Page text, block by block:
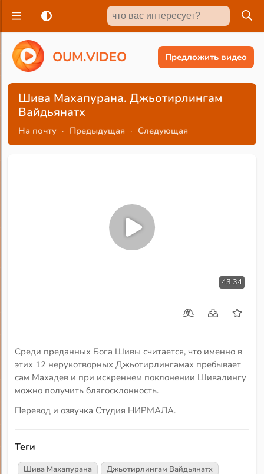
OUM.VIDEO Предложить видео
Шива Махапурана. Джьотирлингам
Вайдьянатх
На почту · Предыдущая · Следующая
43:34
Среди преданных Бога Шивы считается, что именно в
этих 12 нерукотворных Джьотирлингамах пребывает
сам Махадев и при искреннем поклонении Шивалингу
можно получить благосклонность.
Перевод и озвучка Студия НИРМАЛА.
Теги
Шива Махапурана
Джьотирлингам Вайдьянатх